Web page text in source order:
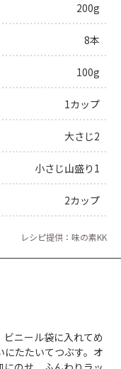
200g
8本
100g
1カップ
大さじ2
小さじ山盛り1
2カップ
レシピ提供：味の素KK
ニール袋に入れてめ
たたいてつぶす。オ